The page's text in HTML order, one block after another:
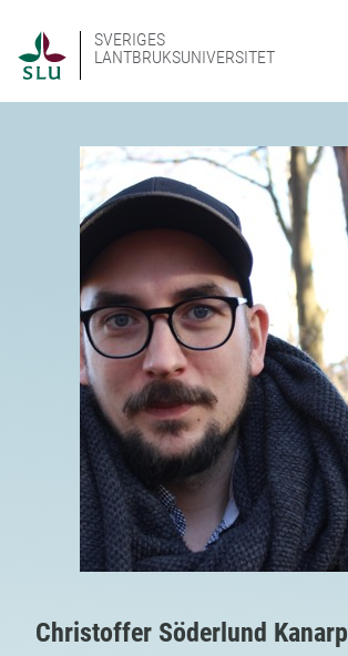
SVERIGES
LANTBRUKSUNIVERSITET
Christoffer Söderlund Kanarp